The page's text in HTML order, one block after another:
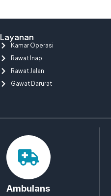
Layanan
Kamar Operasi
Rawat Inap
Rawat Jalan
Gawat Darurat
Ambulans